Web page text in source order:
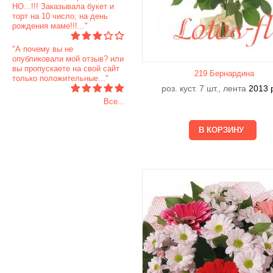
НО...!!! Заказывала букет и
торт на 10 число, на день
рождения маме!!!..."
"А почему вы не
опубликовали мой отзыв? или
вы пропускаете на свой сайт
только положительные..."
Все...
219 Бернардина
роз. куст. 7 шт., лента2013